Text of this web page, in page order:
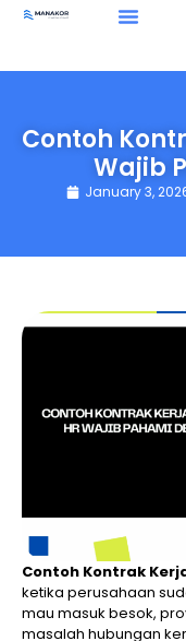
Contoh
Wajib
January 3,
Contoh Kontrak
ketika perusahaan
mau masuk besok,
masalah hubungan